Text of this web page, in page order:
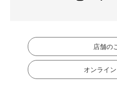
店舗の
オンライ